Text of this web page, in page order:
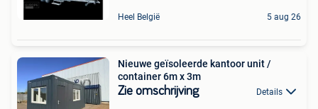
Heel België 5 aug 26
Nieuwe geïsoleerde kantoor unit /
container 6m x 3m
Zie omschrijving Details